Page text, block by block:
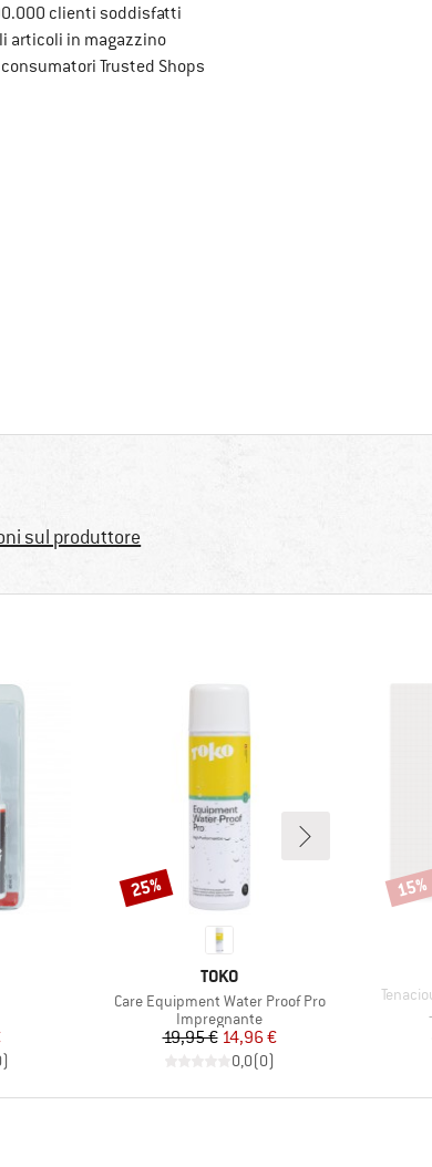
clienti soddisfatti
articoli in magazzino
Trusted ShopsTrovi tutte le informazioni qui!
sul produttore
)
MARCHIO
TOKO
Articolo
Care Equipment Water Proof Pro
Gruppo di prodotti
Impregnante
Prezzo
19,95 €Prezzo ridotto
14,96 €
0,0(0)
Sconto
25%
Articolo
15%